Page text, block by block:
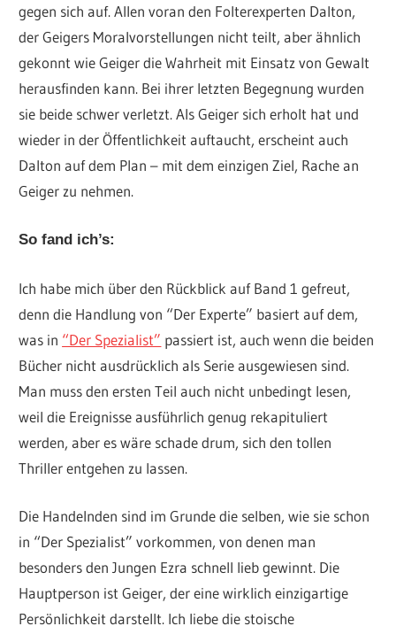
gegen sich auf. Allen voran den Folterexperten Dalton,
der Geigers Moralvorstellungen nicht teilt, aber ähnlich
gekonnt wie Geiger die Wahrheit mit Einsatz von Gewalt
herausfinden kann. Bei ihrer letzten Begegnung wurden
sie beide schwer verletzt. Als Geiger sich erholt hat und
wieder in der Öffentlichkeit auftaucht, erscheint auch
Dalton auf dem Plan – mit dem einzigen Ziel, Rache an
Geiger zu nehmen.
So fand ich’s:
Ich habe mich über den Rückblick auf Band 1 gefreut,
denn die Handlung von “Der Experte” basiert auf dem,
was in “Der Spezialist” passiert ist, auch wenn die beiden
Bücher nicht ausdrücklich als Serie ausgewiesen sind.
Man muss den ersten Teil auch nicht unbedingt lesen,
weil die Ereignisse ausführlich genug rekapituliert
werden, aber es wäre schade drum, sich den tollen
Thriller entgehen zu lassen.
Die Handelnden sind im Grunde die selben, wie sie schon
in “Der Spezialist” vorkommen, von denen man
besonders den Jungen Ezra schnell lieb gewinnt. Die
Hauptperson ist Geiger, der eine wirklich einzigartige
Persönlichkeit darstellt. Ich liebe die stoische